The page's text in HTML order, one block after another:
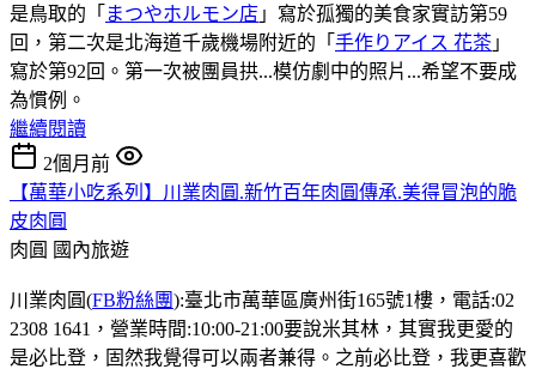
是鳥取的「 まつやホルモン店 」寫於孤獨的美食家實訪第59
回，第二次是北海道千歲機場附近的「 手作りアイス 花茶 」
寫於第92回。第一次被團員拱...模仿劇中的照片...希望不要成
為慣例。
繼續閱讀
2個月前
【萬華小吃系列】川業肉圓.新竹百年肉圓傳承.美得冒泡的脆
皮肉圓
肉圓 國內旅遊
川業肉圓(FB粉絲團):臺北市萬華區廣州街165號1樓，電話:02
2308 1641，營業時間:10:00-21:00要說米其林，其實我更愛的
是必比登，固然我覺得可以兩者兼得。之前必比登，我更喜歡